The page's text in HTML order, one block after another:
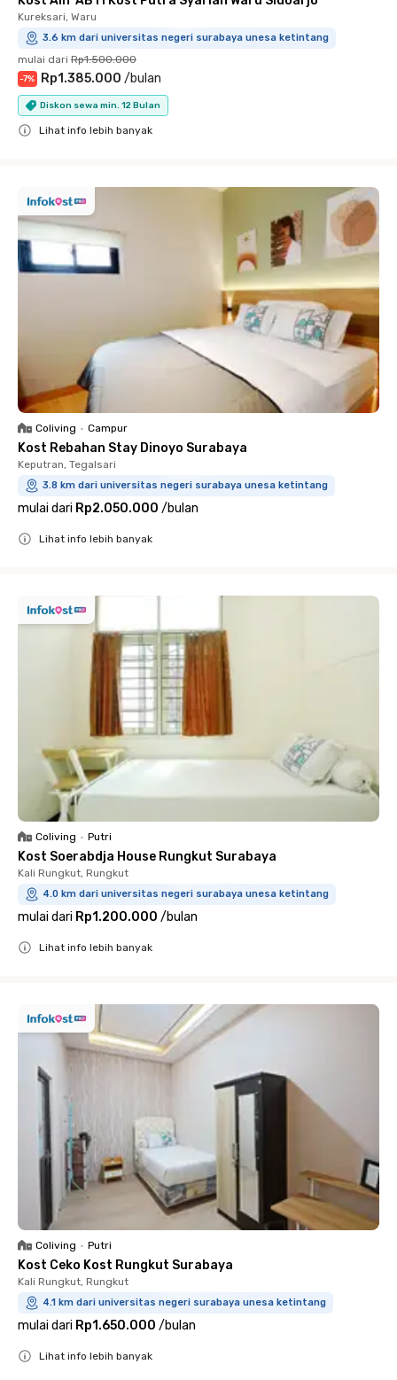
Kureksari, Waru
3.6 km dari universitas negeri surabaya unesa ketintang
mulai dari Rp1.500.000
-7% Rp1.385.000 /bulan
Diskon sewa min. 12 Bulan
Lihat info lebih banyak
Coliving • Campur
Kost Rebahan Stay Dinoyo Surabaya
Keputran, Tegalsari
3.8 km dari universitas negeri surabaya unesa ketintang
mulai dari Rp2.050.000 /bulan
Lihat info lebih banyak
Coliving • Putri
Kost Soerabdja House Rungkut Surabaya
Kali Rungkut, Rungkut
4.0 km dari universitas negeri surabaya unesa ketintang
mulai dari Rp1.200.000 /bulan
Lihat info lebih banyak
Coliving • Putri
Kost Ceko Kost Rungkut Surabaya
Kali Rungkut, Rungkut
4.1 km dari universitas negeri surabaya unesa ketintang
mulai dari Rp1.650.000 /bulan
Lihat info lebih banyak